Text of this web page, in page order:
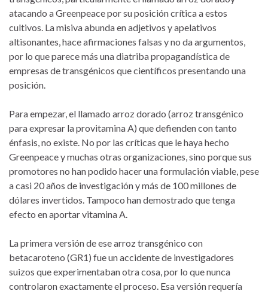
atacando a Greenpeace por su posición crítica a estos
cultivos. La misiva abunda en adjetivos y apelativos
altisonantes, hace afirmaciones falsas y no da argumentos,
por lo que parece más una diatriba propagandística de
empresas de transgénicos que científicos presentando una
posición.
Para empezar, el llamado arroz dorado (arroz transgénico
para expresar la provitamina A) que defienden con tanto
énfasis, no existe. No por las críticas que le haya hecho
Greenpeace y muchas otras organizaciones, sino porque sus
promotores no han podido hacer una formulación viable, pese
a casi 20 años de investigación y más de 100 millones de
dólares invertidos. Tampoco han demostrado que tenga
efecto en aportar vitamina A.
La primera versión de ese arroz transgénico con
betacaroteno (GR1) fue un accidente de investigadores
suizos que experimentaban otra cosa, por lo que nunca
controlaron exactamente el proceso. Esa versión requería